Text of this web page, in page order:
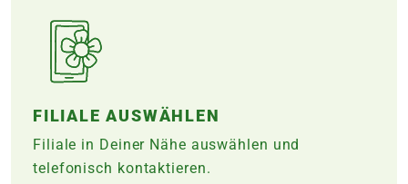
FILIALE AUSWÄHLEN
Filiale in Deiner Nähe auswählen und
telefonisch kontaktieren.